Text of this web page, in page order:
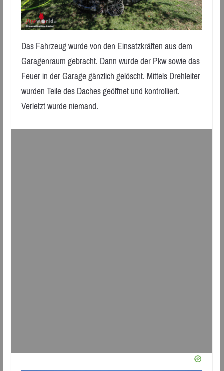
Das Fahrzeug wurde von den Einsatzkräften aus dem
Garagenraum gebracht. Dann wurde der Pkw sowie das
Feuer in der Garage gänzlich gelöscht. Mittels Drehleiter
wurden Teile des Daches geöffnet und kontrolliert.
Verletzt wurde niemand.